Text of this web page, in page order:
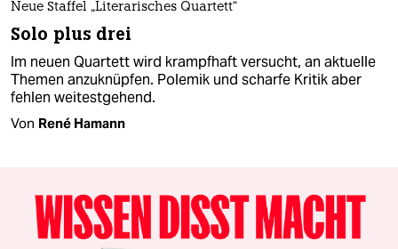
Neue Staffel „Literarisches Quartett“
Solo plus drei
Im neuen Quartett wird krampfhaft versucht, an aktuelle
Themen anzuknüpfen. Polemik und scharfe Kritik aber
fehlen weitestgehend.
Von René Hamann